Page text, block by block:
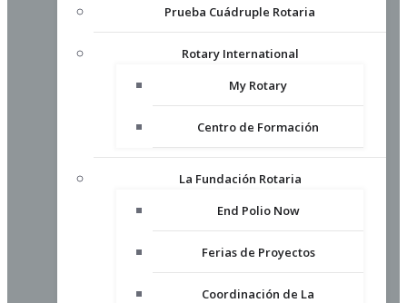
Prueba Cuádruple Rotaria
Rotary International
My Rotary
Centro de Formación
La Fundación Rotaria
End Polio Now
Ferias de Proyectos
Coordinación de La